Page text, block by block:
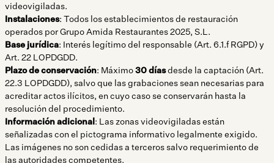
videovigiladas.
Instalaciones: Todos los establecimientos de restauración
operados por Grupo Amida Restaurantes 2025, S.L.
Base jurídica: Interés legítimo del responsable (Art. 6.1.f RGPD) y
Art. 22 LOPDGDD.
Plazo de conservación: Máximo30 díasdesde la captación (Art.
22.3 LOPDGDD), salvo que las grabaciones sean necesarias para
acreditar actos ilícitos, en cuyo caso se conservarán hasta la
resolución del procedimiento.
Información adicional: Las zonas videovigiladas están
señalizadas con el pictograma informativo legalmente exigido.
Las imágenes no son cedidas a terceros salvo requerimiento de
las autoridades competentes.